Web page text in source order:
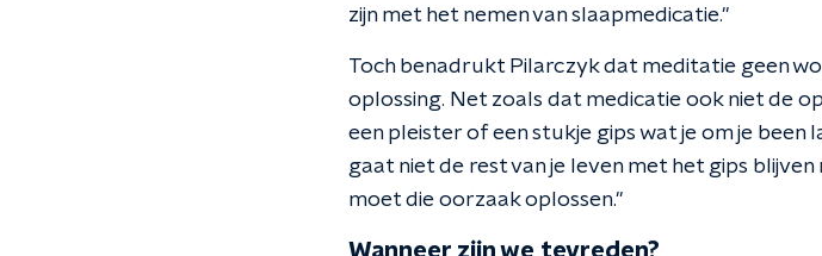
zijn met het nemen van slaapmedicatie."
Toch benadrukt Pilarczyk dat meditatie geen
oplossing. Net zoals dat medicatie ook niet de
een pleister of een stukje gips wat je om je been
gaat niet de rest van je leven met het gips
moet die oorzaak oplossen."
Wanneer zijn we tevreden?